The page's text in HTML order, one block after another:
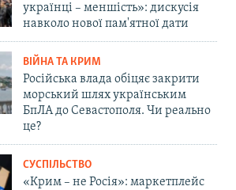
українці – меншість»: дискусія
навколо нової пам'ятної дати
ВІЙНА ТА КРИМ
Російська влада обіцяє закрити
морський шлях українським
БпЛА до Севастополя. Чи реально
це?
СУСПІЛЬСТВО
«Крим – не Росія»: маркетплейс